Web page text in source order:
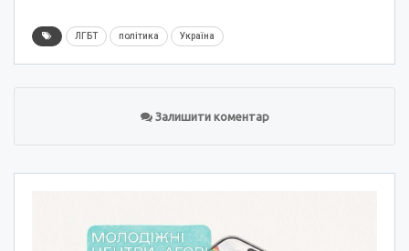
ЛГБТ політика Україна
Залишити коментар